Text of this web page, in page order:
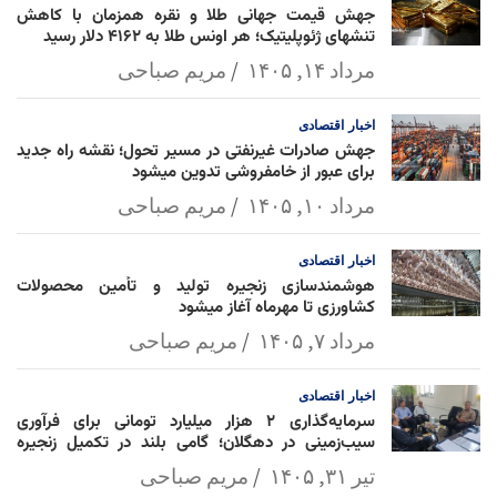
جهش قیمت جهانی طلا و نقره همزمان با کاهش
تنشهای ژئوپلیتیک؛ هر اونس طلا به ۴۱۶۲ دلار رسید
مرداد ۱۴, ۱۴۰۵ مریم صباحی
اخبار اقتصادی
جهش صادرات غیرنفتی در مسیر تحول؛ نقشه راه جدید
برای عبور از خامفروشی تدوین میشود
مرداد ۱۰, ۱۴۰۵ مریم صباحی
اخبار اقتصادی
هوشمندسازی زنجیره تولید و تأمین محصولات
کشاورزی تا مهرماه آغاز میشود
مرداد ۷, ۱۴۰۵ مریم صباحی
اخبار اقتصادی
سرمایه‌گذاری ۲ هزار میلیارد تومانی برای فرآوری
سیب‌زمینی در دهگلان؛ گامی بلند در تکمیل زنجیره
ارزش کشاورزیتیر ۳۱, ۱۴۰۵ مریم صباحی